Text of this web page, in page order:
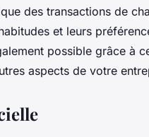
des transactions de
et leurs
possible grâce à
aspects de votre